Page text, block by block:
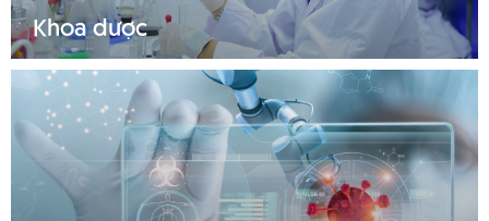
Khoa dược
Tìm hiểu thêm